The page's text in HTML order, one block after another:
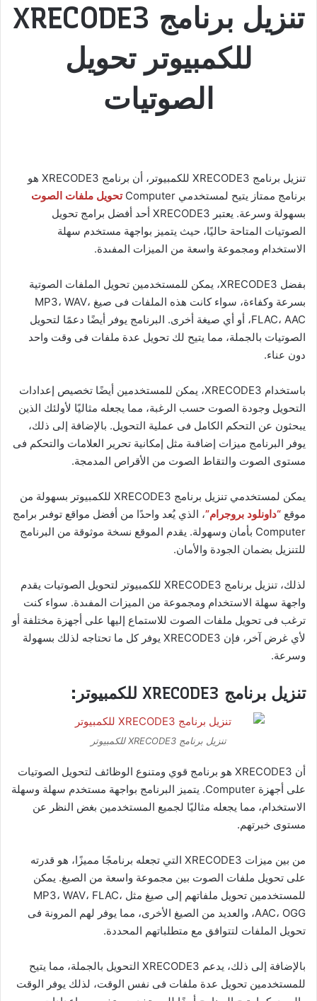
تنزيل برنامج XRECODE3
للكمبيوتر تحويل
الصوتيات
تنزيل برنامج XRECODE3 للكمبيوتر، أن برنامج XRECODE3 هو
برنامج ممتاز يتيح لمستخدمي Computer
تحويل ملفات الصوت
بسهولة وسرعة. يعتبر XRECODE3 أحد أفضل برامج تحويل
الصوتيات المتاحة حاليًا، حيث يتميز بواجهة مستخدم سهلة
الاستخدام ومجموعة واسعة من الميزات المفىدة.
بفضل XRECODE3، يمكن للمستخدمين تحويل الملفات الصوتية
بسرعة وكفاءة، سواء كانت هذه الملفات فى صيغ MP3، WAV،
FLAC، AAC، أو أي صيغة أخرى. البرنامج يوفر أيضًا دعمًا لتحويل
الصوتيات بالجملة، مما يتيح لك تحويل عدة ملفات فى وقت واحد
دون عناء.
باستخدام XRECODE3، يمكن للمستخدمين أيضًا تخصيص إعدادات
التحويل وجودة الصوت حسب الرغبة، مما يجعله مثاليًا لأولئك الذين
يبحثون عن التحكم الكامل فى عملية التحويل. بالإضافة إلى ذلك،
يوفر البرنامج ميزات إضافىة مثل إمكانية تحرير العلامات والتحكم فى
مستوى الصوت والتقاط الصوت من الأقراص المدمجة.
يمكن لمستخدمي تنزيل برنامج XRECODE3 للكمبيوتر بسهولة من
موقع “داونلود بروجرام”، الذي يُعد واحدًا من أفضل مواقع توفىر برامج
Computer بأمان وسهولة. يقدم الموقع نسخة موثوقة من البرنامج
للتنزيل بضمان الجودة والأمان.
لذلك، تنزيل برنامج XRECODE3 للكمبيوتر لتحويل الصوتيات يقدم
واجهة سهلة الاستخدام ومجموعة من الميزات المفىدة. سواء كنت
ترغب فى تحويل ملفات الصوت للاستماع إليها على أجهزة مختلفة أو
لأي غرض آخر، فإن XRECODE3 يوفر كل ما تحتاجه لذلك بسهولة
وسرعة.
تنزيل برنامج XRECODE3 للكمبيوتر:
تنزيل برنامج XRECODE3 للكمبيوتر
أن XRECODE3 هو برنامج قوي ومتنوع الوظائف لتحويل الصوتيات
على أجهزة Computer. يتميز البرنامج بواجهة مستخدم سهلة وسهلة
الاستخدام، مما يجعله مثاليًا لجميع المستخدمين بغض النظر عن
مستوى خبرتهم.
من بين ميزات XRECODE3 التي تجعله برنامجًا مميزًا، هو قدرته
على تحويل ملفات الصوت بين مجموعة واسعة من الصيغ. يمكن
للمستخدمين تحويل ملفاتهم إلى صيغ مثل MP3، WAV، FLAC،
AAC، OGG، والعديد من الصيغ الأخرى، مما يوفر لهم المرونة فى
تحويل الملفات لتتوافق مع متطلباتهم المحددة.
بالإضافة إلى ذلك، يدعم XRECODE3 التحويل بالجملة، مما يتيح
للمستخدمين تحويل عدة ملفات فى نفس الوقت، لذلك يوفر الوقت